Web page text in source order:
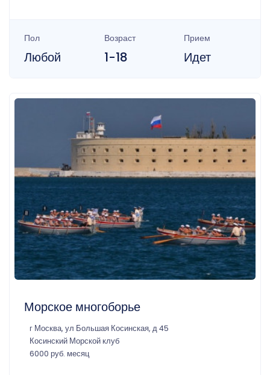
Пол
Любой
Возраст
1-18
Прием
Идет
Морское многоборье
г Москва, ул Большая Косинская, д 45
Косинский Морской клуб
6000 руб. месяц